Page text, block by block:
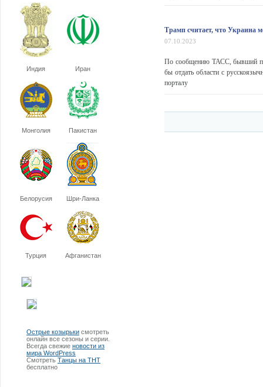
Индия Иран
Монголия Пакистан
Белорусия Шри-Ланка
Турция Афганистан
Острые козырьки смотреть
онлайн все сезоны и серии.
Всегда свежие новости из
мира WordPress
Смотреть Танцы на ТНТ
бесплатно
Трамп считает, что Украина
07.10.2023
По сообщению ТАСС, бывший
бы отдать области с
порталу